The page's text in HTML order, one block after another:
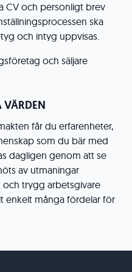
CV och personligt brev
ska
och intyg uppvisas.
och säljare
VÄRDEN
får du erfarenheter,
som du bär med
dagligen genom att se
av utmaningar
och trygg arbetsgivare
enkelt många fördelar för